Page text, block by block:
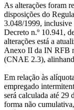
As alterações foram
disposições do
3.048/1999, inclusive
Decreto n.º 10.941,
alterações está a
Anexo II da IN RFB
(CNAE 2.3),
Em relação às
empregado
será calculada até 29
forma não